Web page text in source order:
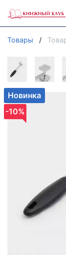
Товары
Новинка
-10%